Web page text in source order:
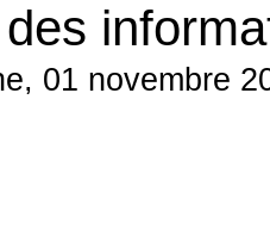
01 novembre